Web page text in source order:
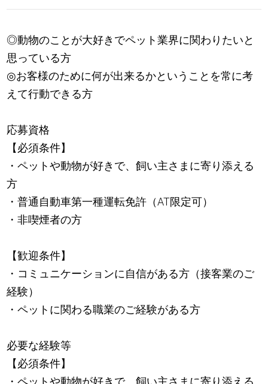
◎動物のことが大好きでペット業界に関わりたいと
思っている方
◎お客様のために何が出来るかということを常に考
えて行動できる方
応募資格
【必須条件】
・ペットや動物が好きで、飼い主さまに寄り添える
方
・普通自動車第一種運転免許（AT限定可）
・非喫煙者の方
【歓迎条件】
・コミュニケーションに自信がある方（接客業のご
経験）
・ペットに関わる職業のご経験がある方
必要な経験等
【必須条件】
・ペットや動物が好きで、飼い主さまに寄り添える